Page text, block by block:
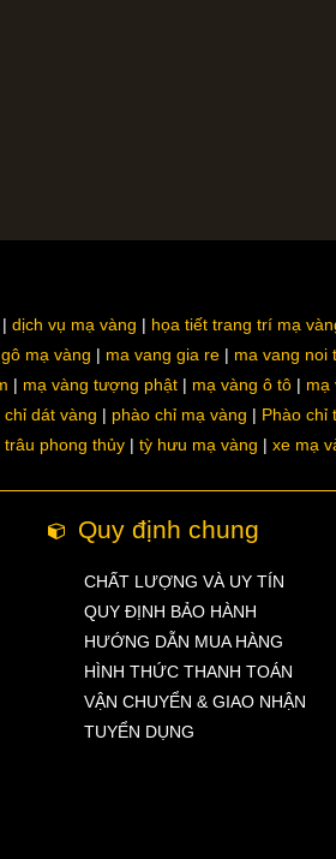
dịch vụ mạ vàng họa tiết trang trí mạ
mạ vàng ma vang gia re ma vang noi
mạ vàng tượng phật mạ vàng ô tô mạ
chỉ dát vàng phào chỉ mạ vàng Phào chỉ
phong thủy tỳ hưu mạ vàng xe mạ
Quy định chung
CHẤT LƯỢNG VÀ UY TÍN
QUY ĐỊNH BẢO HÀNH
HƯỚNG DẪN MUA HÀNG
HÌNH THỨC THANH TOÁN
VẬN CHUYỂN & GIAO NHẬN
TUYỂN DỤNG